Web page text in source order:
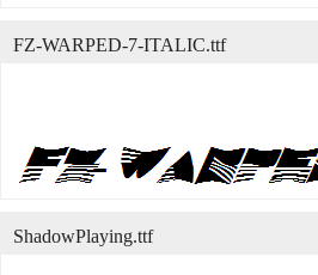
FZ-WARPED-7-ITALIC.ttf
ShadowPlaying.ttf